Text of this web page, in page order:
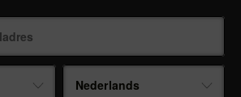
Nederlands